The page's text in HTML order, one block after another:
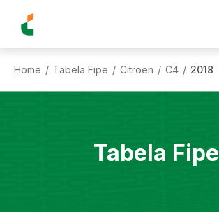
Home / Tabela Fipe / Citroen / C4 / 2018
Tabela Fipe